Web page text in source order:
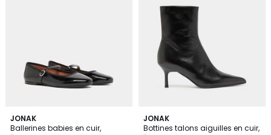
JONAK
Ballerines babies en cuir,
5
/
JONAK
Bottines talons aiguilles en cuir,